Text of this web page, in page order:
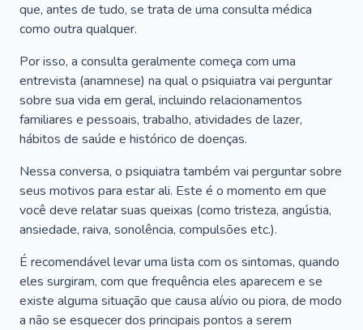
que, antes de tudo, se trata de uma consulta médica
como outra qualquer.
Por isso, a consulta geralmente começa com uma
entrevista (anamnese) na qual o psiquiatra vai perguntar
sobre sua vida em geral, incluindo relacionamentos
familiares e pessoais, trabalho, atividades de lazer,
hábitos de saúde e histórico de doenças.
Nessa conversa, o psiquiatra também vai perguntar sobre
seus motivos para estar ali. Este é o momento em que
você deve relatar suas queixas (como tristeza, angústia,
ansiedade, raiva, sonolência, compulsões etc.).
É recomendável levar uma lista com os sintomas, quando
eles surgiram, com que frequência eles aparecem e se
existe alguma situação que causa alívio ou piora, de modo
a não se esquecer dos principais pontos a serem